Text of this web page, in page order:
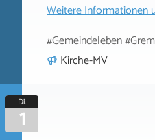
Weitere Informationen
#Gemeindeleben
Kirche-MV
Di.
1